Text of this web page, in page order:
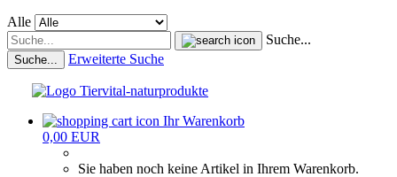
Alle
Suche...
Suche... Erweiterte Suche
Ihr Warenkorb
0,00 EUR
Sie haben noch keine Artikel in Ihrem Warenkorb.